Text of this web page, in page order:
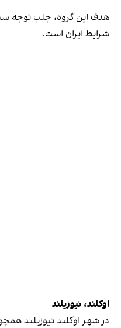
هدف این گروه، جلب توجه
شرایط ایران است.
اوکلند، نیوزیلند
در شهر اوکلند نیوزیلند